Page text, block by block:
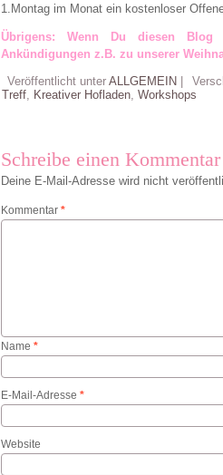
1.Montag im Monat ein kostenloser
Übrigens: Wenn Du diesen Blog
Ankündigungen z.B. zu unserer
Veröffentlicht unter ALLGEMEIN
Treff
Kreativer Hofladen Workshops
Schreibe einen Kommentar
Deine E-Mail-Adresse wird nicht
Kommentar *
Name *
E-Mail-Adresse *
Website